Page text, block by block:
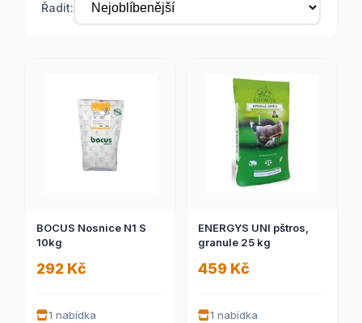
Řadit:
BOCUS Nosnice N1 S
10kg
292 Kč
1 nabídka
ENERGYS UNI pštros,
granule 25 kg
459 Kč
1 nabídka